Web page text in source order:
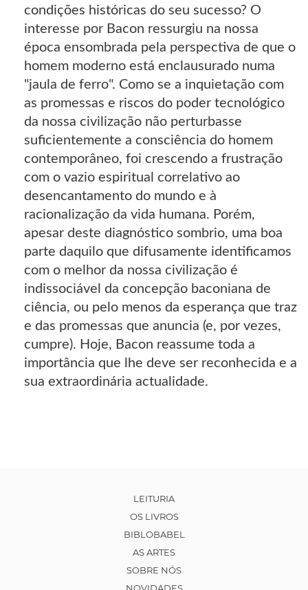
condições históricas do seu sucesso? O
interesse por Bacon ressurgiu na nossa
época ensombrada pela perspectiva de que o
homem moderno está enclausurado numa
"jaula de ferro". Como se a inquietação com
as promessas e riscos do poder tecnológico
da nossa civilização não perturbasse
suficientemente a consciência do homem
contemporâneo, foi crescendo a frustração
com o vazio espiritual correlativo ao
desencantamento do mundo e à
racionalização da vida humana. Porém,
apesar deste diagnóstico sombrio, uma boa
parte daquilo que difusamente identificamos
com o melhor da nossa civilização é
indissociável da concepção baconiana de
ciência, ou pelo menos da esperança que traz
e das promessas que anuncia (e, por vezes,
cumpre). Hoje, Bacon reassume toda a
importância que lhe deve ser reconhecida e a
sua extraordinária actualidade.
LEITURIA
OS LIVROS
BIBLOBABEL
AS ARTES
SOBRE NÓS